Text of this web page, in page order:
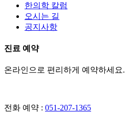
한의학 칼럼
오시는 길
공지사항
진료 예약
온라인으로 편리하게 예약하세요.
전화 예약 : 051-207-1365